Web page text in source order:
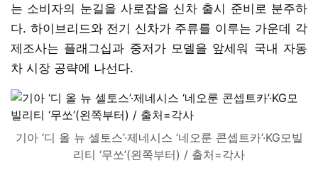
는 소비자의 눈길을 사로잡을 신차 출시 준비로 분주하
다. 하이브리드와 전기 신차가 주류를 이루는 가운데 각
제조사는 플래그십과 중저가 모델을 앞세워 국내 자동
차 시장 공략에 나선다.
기아 ‘디 올 뉴 셀토스’·제네시스 ‘네오룬 콘셉트카’·KG모빌
리티 ‘무쏘’(왼쪽부터) / 출처=각사